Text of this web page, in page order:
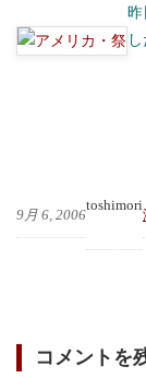
昨
9月 6, 2006
toshimori
コメントを